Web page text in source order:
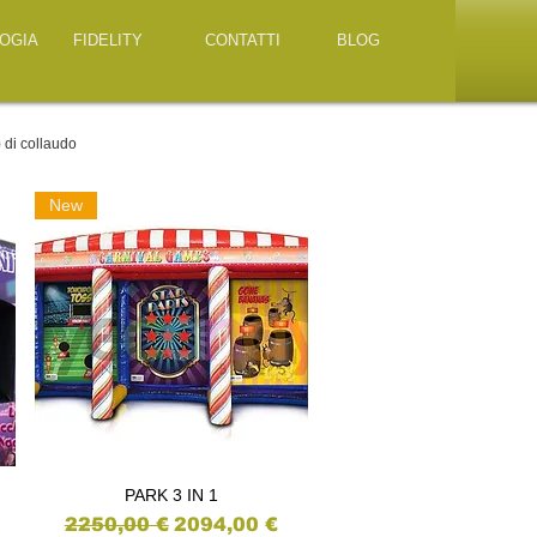
FIDELITY CONTATTI BLOG
di collaudo
Vista rapida
New
PARK 3 IN 1
Prezzo regolare
2250,00 € Prezzo scontato
2094,00 €